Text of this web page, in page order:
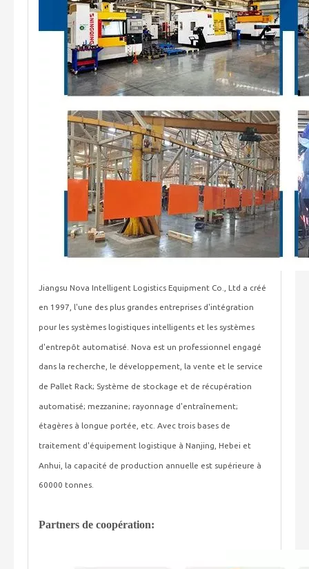
Jiangsu Nova Intelligent Logistics Equipment Co., Ltd a créé
en 1997, l'une des plus grandes entreprises d'intégration
pour les systèmes logistiques intelligents et les systèmes
d'entrepôt automatisé. Nova est un professionnel engagé
dans la recherche, le développement, la vente et le service
de Pallet Rack; Système de stockage et de récupération
automatisé; mezzanine; rayonnage d'entraînement;
étagères à longue portée, etc. Avec trois bases de
traitement d'équipement logistique à Nanjing, Hebei et
Anhui, la capacité de production annuelle est supérieure à
60000 tonnes.
Partners de coopération: